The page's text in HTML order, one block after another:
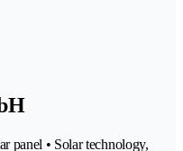
panel • Solar technology,